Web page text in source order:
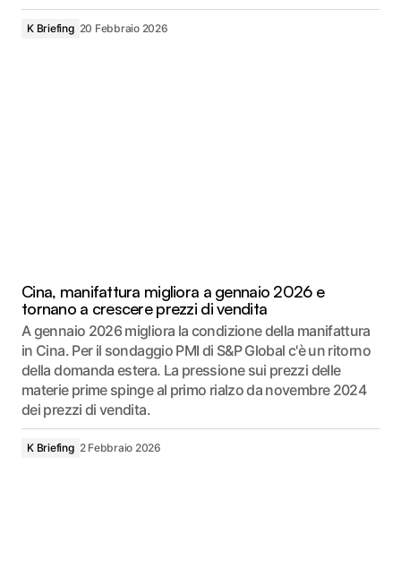
K Briefing 20 Febbraio 2026
Cina, manifattura migliora a gennaio 2026 e
tornano a crescere prezzi di vendita
A gennaio 2026 migliora la condizione della manifattura
in Cina. Per il sondaggio PMI di S&P Global c'è un ritorno
della domanda estera. La pressione sui prezzi delle
materie prime spinge al primo rialzo da novembre 2024
dei prezzi di vendita.
K Briefing 2 Febbraio 2026